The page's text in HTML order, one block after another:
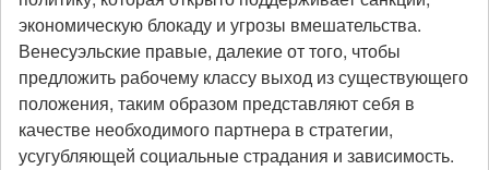
экономическую блокаду и угрозы вмешательства.
Венесуэльские правые, далекие от того, чтобы
предложить рабочему классу выход из существующего
положения, таким образом представляют себя в
качестве необходимого партнера в стратегии,
усугубляющей социальные страдания и зависимость.